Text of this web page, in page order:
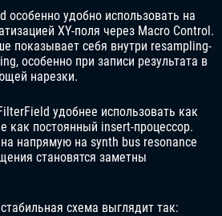
особенно удобно использовать на
XY-поля через Macro Control.
показывает себя внутри resampling-
особенно при записи результата в
нарезки.
удобнее использовать как
как постоянный insert-процессор.
напрямую на synth bus resonance
становятся заметны
схема выглядит так: